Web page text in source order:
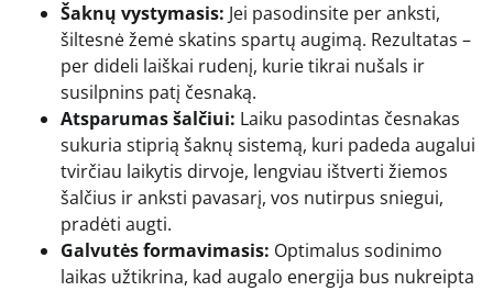
Šaknų vystymasis: Jei pasodinsite per anksti,
šiltesnė žemė skatins spartų augimą. Rezultatas –
per dideli laiškai rudenį, kurie tikrai nušals ir
susilpnins patį česnaką.
Atsparumas šalčiui: Laiku pasodintas česnakas
sukuria stiprią šaknų sistemą, kuri padeda augalui
tvirčiau laikytis dirvoje, lengviau ištverti žiemos
šalčius ir anksti pavasarį, vos nutirpus sniegui,
pradėti augti.
Galvutės formavimasis: Optimalus sodinimo
laikas užtikrina, kad augalo energija bus nukreipta